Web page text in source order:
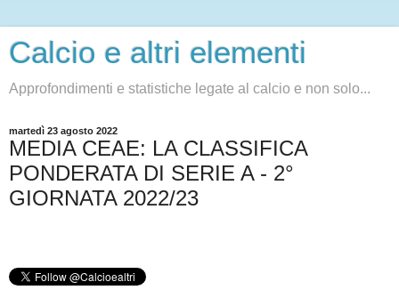
Calcio e altri elementi
Approfondimenti e statistiche legate al calcio e non solo...
martedì 23 agosto 2022
MEDIA CEAE: LA CLASSIFICA
PONDERATA DI SERIE A - 2°
GIORNATA 2022/23